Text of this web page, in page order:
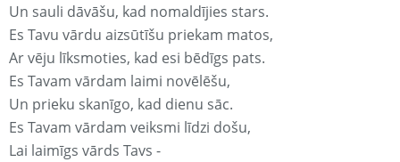
Un sauli dāvāšu, kad nomaldījies stars.
Es Tavu vārdu aizsūtīšu priekam matos,
Ar vēju līksmoties, kad esi bēdīgs pats.
Es Tavam vārdam laimi novēlēšu,
Un prieku skanīgo, kad dienu sāc.
Es Tavam vārdam veiksmi līdzi došu,
Lai laimīgs vārds Tavs -